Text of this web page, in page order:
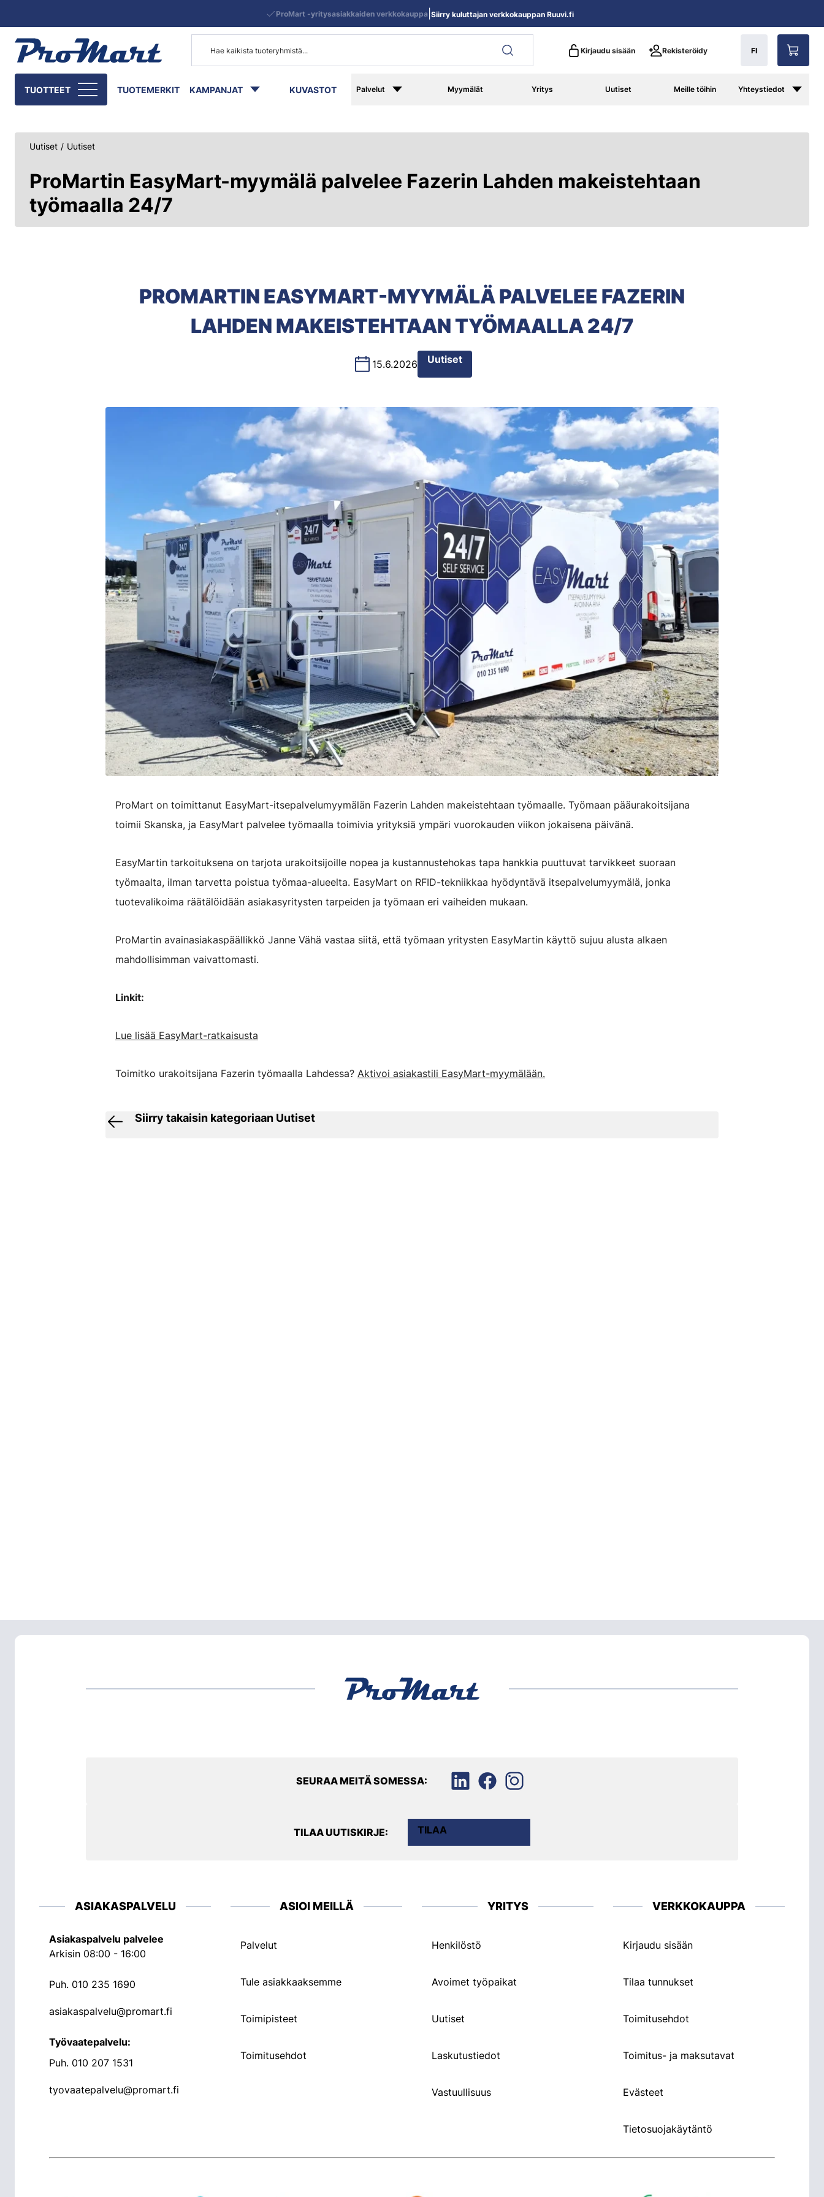
Kirjaudu sisään Rekisteröidy FI
TUOTTEET TUOTEMERKIT KAMPANJAT KUVASTOT Palvelut Myymälät Yritys Uutiset Meille töihin Yhteystiedot
ProMart -yritysasiakkaiden verkkokauppa| Siirry kuluttajan verkkokauppan Ruuvi.fi
Uutiset / Uutiset
ProMartin EasyMart-myymälä palvelee Fazerin Lahden makeistehtaan
työmaalla 24/7
PROMARTIN EASYMART-MYYMÄLÄ PALVELEE FAZERIN
LAHDEN MAKEISTEHTAAN TYÖMAALLA 24/7
15.6.2026 Uutiset
ProMart on toimittanut EasyMart-itsepalvelumyymälän Fazerin Lahden makeistehtaan työmaalle. Työmaan pääurakoitsijana
toimii Skanska, ja EasyMart palvelee työmaalla toimivia yrityksiä ympäri vuorokauden viikon jokaisena päivänä.
EasyMartin tarkoituksena on tarjota urakoitsijoille nopea ja kustannustehokas tapa hankkia puuttuvat tarvikkeet suoraan
työmaalta, ilman tarvetta poistua työmaa-alueelta. EasyMart on RFID-tekniikkaa hyödyntävä itsepalvelumyymälä, jonka
tuotevalikoima räätälöidään asiakasyritysten tarpeiden ja työmaan eri vaiheiden mukaan.
ProMartin avainasiakaspäällikkö Janne Vähä vastaa siitä, että työmaan yritysten EasyMartin käyttö sujuu alusta alkaen
mahdollisimman vaivattomasti.
Linkit:
Lue lisää EasyMart-ratkaisusta
Toimitko urakoitsijana Fazerin työmaalla Lahdessa? Aktivoi asiakastili EasyMart-myymälään.
Siirry takaisin kategoriaan Uutiset
SEURAA MEITÄ SOMESSA:
TILAA UUTISKIRJE: TILAA
ASIAKASPALVELU
Asiakaspalvelu palvelee
Arkisin 08:00 - 16:00
Puh. 010 235 1690
asiakaspalvelu@promart.fi
Työvaatepalvelu:
Puh. 010 207 1531
tyovaatepalvelu@promart.fi
ASIOI MEILLÄ
Palvelut
Tule asiakkaaksemme
Toimipisteet
Toimitusehdot
YRITYS
Henkilöstö
Avoimet työpaikat
Uutiset
Laskutustiedot
Vastuullisuus
VERKKOKAUPPA
Kirjaudu sisään
Tilaa tunnukset
Toimitusehdot
Toimitus- ja maksutavat
Evästeet
Tietosuojakäytäntö